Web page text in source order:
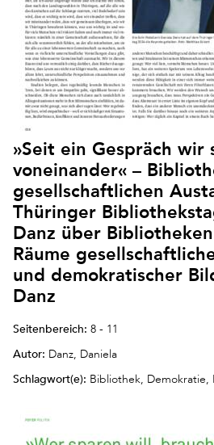
»Seit ein Gespräch wir
voneinander« –
gesellschaftlichen
Thüringer
Danz über
Räume
und demokratischer
Danz
Seitenbereich: 8 - 11
Autor: Danz, Daniela
Schlagwort(e): Bibliothek, Demokratie,